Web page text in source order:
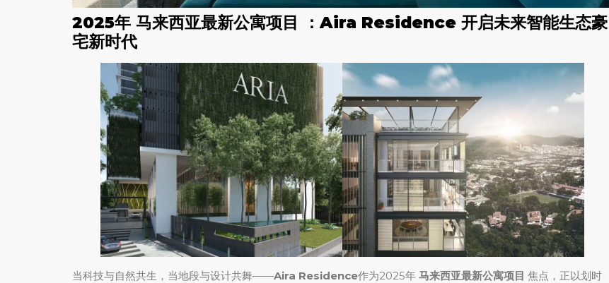
2025年 马来西亚最新公寓项目 ：Aira Residence 开启未来智能生态豪
宅新时代
当科技与自然共生，当地段与设计共舞——Aira Residence作为2025年 马来西亚最新公寓项目 焦点，正以划时